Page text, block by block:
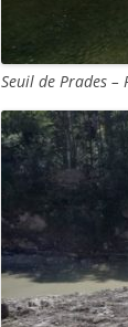
Seuil de Prades